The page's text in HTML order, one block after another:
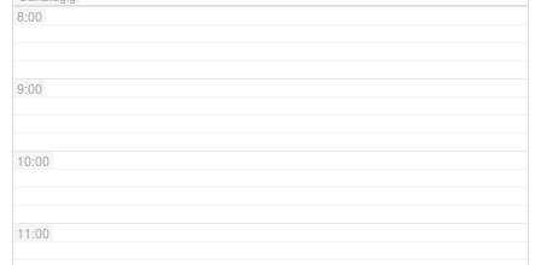
8:00
9:00
10:00
11:00